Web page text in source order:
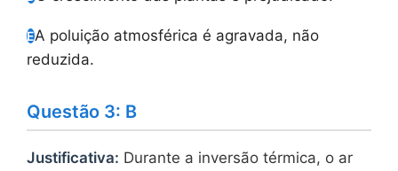
EA poluição atmosférica é agravada, não
reduzida.
Questão 3: B
Justificativa: Durante a inversão térmica, o ar